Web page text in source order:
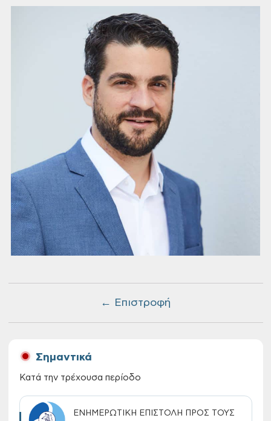
← Επιστροφή
Σημαντικά
Κατά την τρέχουσα περίοδο
ΕΝΗΜΕΡΩΤΙΚΗ ΕΠΙΣΤΟΛΗ ΠΡΟΣ ΤΟΥΣ